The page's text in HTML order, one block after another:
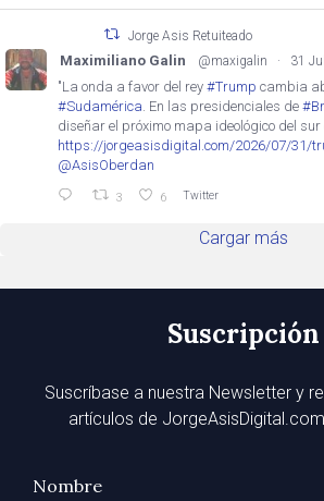
Jorge Asis Retuiteado
Maximiliano Galin @maxigalin · 31 Jul
"La onda a favor del rey #Trump cambia
#Sudamérica . En las presidenciales de
diseñar el próximo mapa ideológico del sur
https://jorgeasisdigital.com/2026/07/31/
@AsisOberdan
3 6 Twitter
Cargar más
Suscripción
Suscríbase a nuestra Newsletter y
artículos de JorgeAsisDigital.com